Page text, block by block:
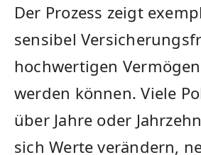
Der Prozess zeigt
sensibel
hochwertigen
werden können. Viele
über Jahre oder
sich Werte verändern,